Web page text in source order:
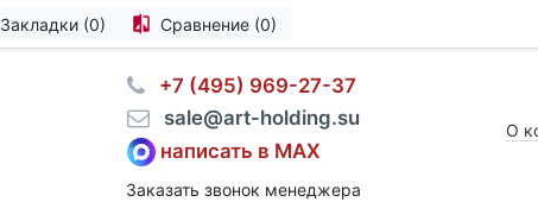
Закладки (0) Сравнение (0)
⠀+7 (495) 969-27-37
⠀sale@art-holding.su
написать в MAX
Заказать звонок менеджера
О